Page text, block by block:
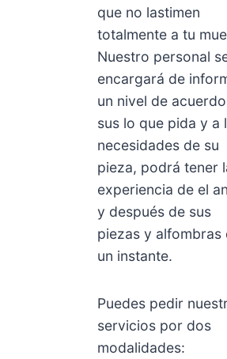
que no lastimen
totalmente a tu
Nuestro personal
encargará de
un nivel de
sus lo que pida y a
necesidades de su
pieza, podrá tener
experiencia de el
y después de sus
piezas y alfombras
un instante.
Puedes pedir
servicios por dos
modalidades: